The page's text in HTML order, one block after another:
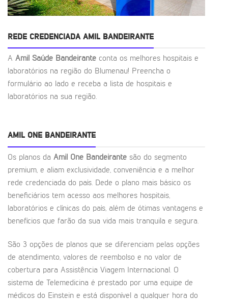
REDE CREDENCIADA AMIL BANDEIRANTE
A Amil Saúde Bandeirante conta os melhores hospitais e
laboratórios na região do Blumenau! Preencha o
formulário ao lado e receba a lista de hospitais e
laboratórios na sua região.
AMIL ONE BANDEIRANTE
Os planos da Amil One Bandeirante são do segmento
premium, e aliam exclusividade, conveniência e a melhor
rede credenciada do país. Dede o plano mais básico os
beneficiários tem acesso aos melhores hospitais,
laboratórios e clínicas do país, além de ótimas vantagens e
benefícios que farão da sua vida mais tranquila e segura.
São 3 opções de planos que se diferenciam pelas opções
de atendimento, valores de reembolso e no valor de
cobertura para Assistência Viagem Internacional. O
sistema de Telemedicina é prestado por uma equipe de
médicos do Einstein e está disponível a qualquer hora do